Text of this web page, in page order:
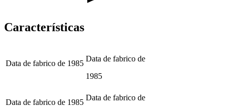
Características
Data de fabrico de 1985
Data de fabrico de
1985
Data de fabrico de 1985
Data de fabrico de